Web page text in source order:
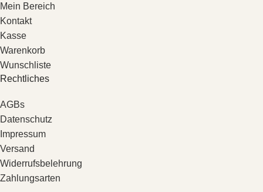
Mein Bereich
Kontakt
Kasse
Warenkorb
Wunschliste
Rechtliches
AGBs
Datenschutz
Impressum
Versand
Widerrufsbelehrung
Zahlungsarten